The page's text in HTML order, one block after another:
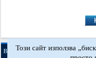
BMWman.ru © 2017-2026· Пълна
Този сайт използва